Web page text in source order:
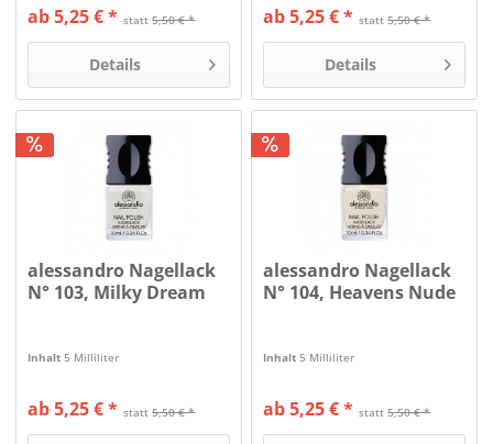
statt5,50 € *
ab 5,25 € *
Details
statt5,50 € *
ab 5,25 € *
Details
alessandro Nagellack
N° 103, Milky Dream
Inhalt5 Milliliter
statt5,50 € *
ab 5,25 € *
alessandro Nagellack
N° 104, Heavens Nude
Inhalt5 Milliliter
statt5,50 € *
ab 5,25 € *